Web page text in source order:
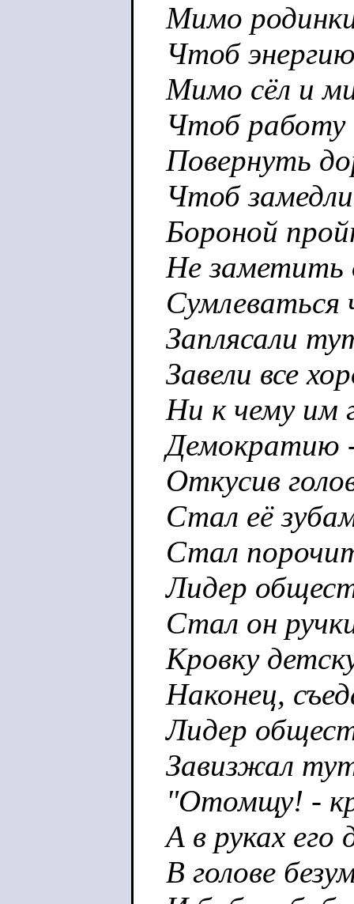
Мимо
Чтоб
Мимо сёл и
Чтоб работу
Повернуть
Чтоб
Бороной
Не заметить
Заплясали
Завели все
Ни к чему им
Демократию
Откусив
Стал её
Стал
Лидер
Стал он
Кровку
Наконец,
Лидер
Завизжал
"Отомщу! -
А в руках его
В голове